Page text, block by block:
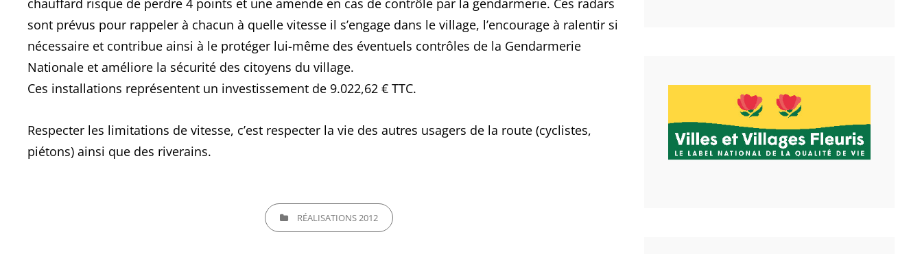
chauffard risque de perdre 4 points et une amende en cas de contrôle par la gendarmerie. Ces radars
sont prévus pour rappeler à chacun à quelle vitesse il s’engage dans le village, l’encourage à ralentir si
nécessaire et contribue ainsi à le protéger lui-même des éventuels contrôles de la Gendarmerie
Nationale et améliore la sécurité des citoyens du village.
Ces installations représentent un investissement de 9.022,62 € TTC.
Respecter les limitations de vitesse, c’est respecter la vie des autres usagers de la route (cyclistes,
piétons) ainsi que des riverains.
CATEGORIESRÉALISATIONS 2012